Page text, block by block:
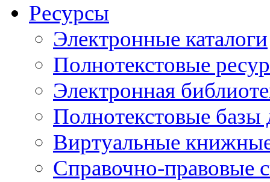
Ресурсы
Электронные каталоги
Полнотекстовые
Электронная
Полнотекстовые
Виртуальные
Справочно-правовые